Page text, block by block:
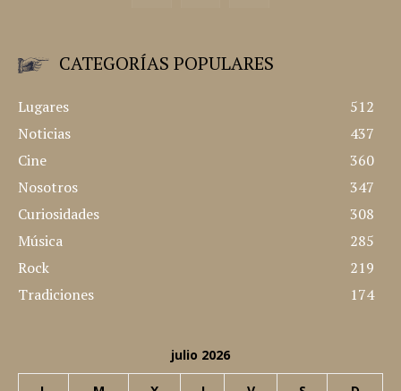
CATEGORÍAS POPULARES
Lugares
512
Noticias
437
Cine
360
Nosotros
347
Curiosidades
308
Música
285
Rock
219
Tradiciones
174
julio 2026